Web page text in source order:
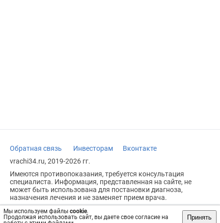
Мы используем файлы cookie.
Продолжая использовать сайт, вы даете свое согласие на
Принять
Обратная связь Инвесторам
Вконтакте
vrachi34.ru, 2019-2026 гг.
Имеются противопоказания, требуется консультация
специалиста. Информация, представленная на сайте, не
может быть использована для постановки диагноза,
назначения лечения и не заменяет прием врача.
Возрастное ограничение: 18+